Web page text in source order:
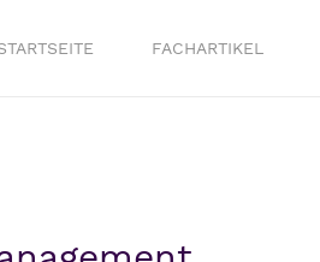
FACHARTIKEL